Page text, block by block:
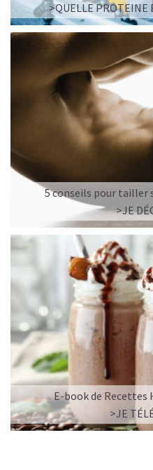
>QUELLE PROTEINE
5 conseils pour tailler
>JE
E-book de Recettes
>JE